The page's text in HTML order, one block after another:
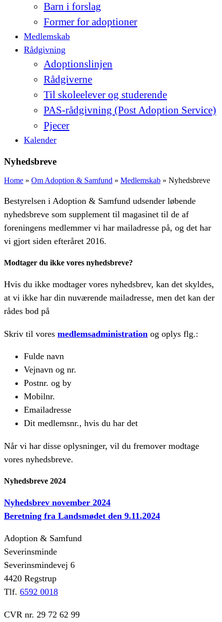
Barn i forslag
Former for adoptioner
Medlemskab
Rådgivning
Adoptionslinjen
Rådgiverne
Til skoleelever og studerende
PAS-rådgivning (Post Adoption Service)
Pjecer
Kalender
Nyhedsbreve
Home » Om Adoption & Samfund » Medlemskab » Nyhedsbreve
Bestyrelsen i Adoption & Samfund udsender løbende
nyhedsbreve som supplement til magasinet til de af
foreningens medlemmer vi har mailadresse på, og det har
vi gjort siden efteråret 2016.
Modtager du ikke vores nyhedsbreve?
Hvis du ikke modtager vores nyhedsbrev, kan det skyldes,
at vi ikke har din nuværende mailadresse, men det kan der
rådes bod på
Skriv til vores medlemsadministration og oplys flg.:
Fulde navn
Vejnavn og nr.
Postnr. og by
Mobilnr.
Emailadresse
Dit medlemsnr., hvis du har det
Når vi har disse oplysninger, vil du fremover modtage
vores nyhedsbreve.
Nyhedsbreve 2024
Nyhedsbrev november 2024
Beretning fra Landsmødet den 9.11.2024
Adoption & Samfund
Severinsminde
Severinsmindevej 6
4420 Regstrup
Tlf. 6592 0018
CVR nr. 29 72 62 99